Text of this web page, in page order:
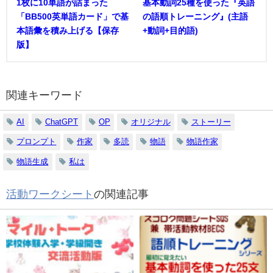
1枚に10単語が詰まった
「BB500英単語カード」で基
本語彙を積み上げる【保存
版】
基本動詞25種を使った『英語
の語順トレーニング』(主語
+動詞+目的語)
関連キーワード
AI ChatGPT OP オリジナル ストーリー
プロンプト 作家 多読 物語 物語作家
物語生成 私は
活動ワークシート の関連記事